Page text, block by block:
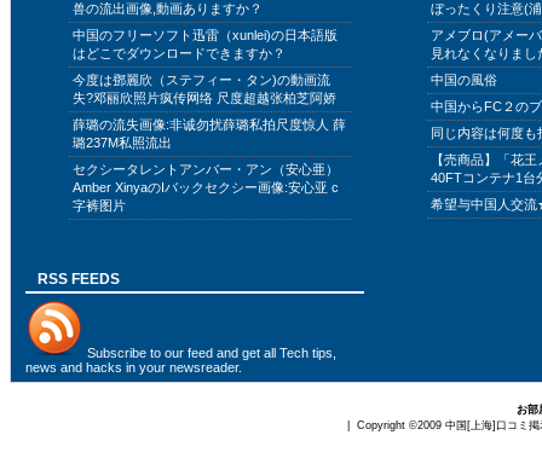
兽の流出画像,動画ありますか？
中国のフリーソフト迅雷（xunlei)の日本語版
はどこでダウンロードできますか？
今度は鄧麗欣（ステフィー・タン)の動画流
失?邓丽欣照片疯传网络 尺度超越张柏芝阿娇
薛璐の流失画像:非诚勿扰薛璐私拍尺度惊人 薛
璐237M私照流出
セクシータレントアンバー・アン（安心亜）
Amber XinyaのIバックセクシー画像:安心亚 c
字裤图片
ぼったくり注意(
アメブロ(アメー
見れなくなりまし
中国の風俗
中国からFC２の
同じ内容は何度
【売商品】「花
40FTコンテナ1台
希望与中国人交
RSS FEEDS
Subscribe to our feed and get all Tech tips,
news and hacks in your newsreader.
お部
| Copyright ©2009 中国[上海]口コミ掲